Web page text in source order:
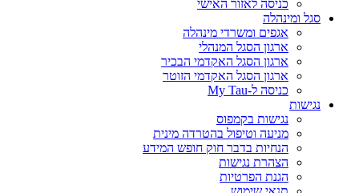
כניסה לאזור האישי
סגל ומינהלה
אגפים ומשרדי מינהלה
ארגון הסגל המנהלי
ארגון הסגל האקדמי הבכיר
ארגון הסגל האקדמי הזוטר
כניסה ל-My Tau
נגישות
נגישות בקמפוס
מניעה וטיפול בהטרדה מינית
הנחיות בדבר חוק חופש המידע
הצהרת נגישות
הגנת הפרטיות